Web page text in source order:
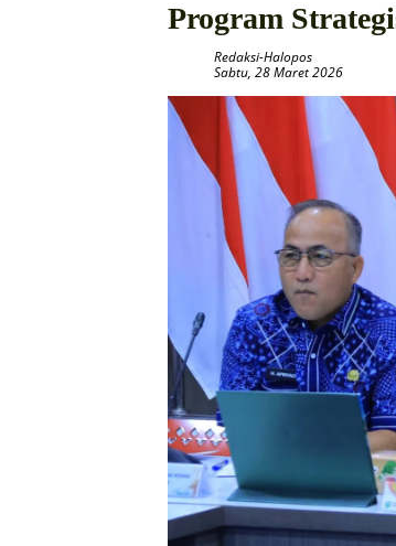
Program
Redaksi-Halopos
Sabtu, 28 Maret 2026